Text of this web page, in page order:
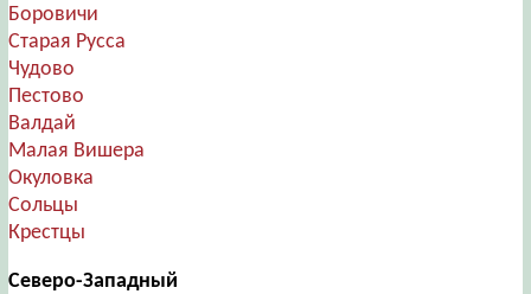
Боровичи
Старая Русса
Чудово
Пестово
Валдай
Малая Вишера
Окуловка
Сольцы
Крестцы
Северо-Западный